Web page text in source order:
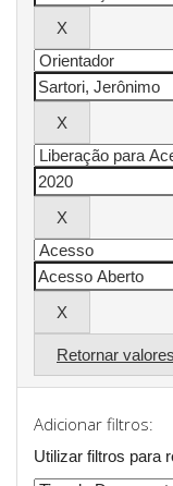
Retornar valores
Adicionar filtros:
Utilizar filtros para